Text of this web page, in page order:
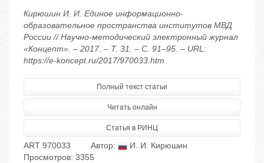
Кирюшин И. И. Единое информационно-
образовательное пространства институтов МВД
России // Научно-методический электронный журнал
«Концепт». – 2017. – Т. 31. – С. 91–95. – URL:
https://e-koncept.ru/2017/970033.htm
Полный текст статьи
Читать онлайн
Статья в РИНЦ
ART 970033 Автор:
И. И. Кирюшин
Просмотров: 3355